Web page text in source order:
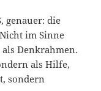
genauer: die
im Sinne
Denkrahmen.
als Hilfe,
sondern